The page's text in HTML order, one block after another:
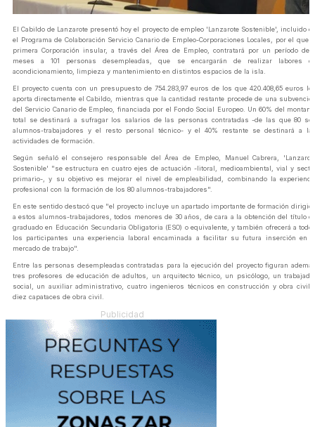
El Cabildo de Lanzarote presentó hoy el proyecto de empleo 'Lanzarote Sostenible', incluido
el Programa de Colaboración Servicio Canario de Empleo-Corporaciones Locales, por el que
primera Corporación insular, a través del Área de Empleo, contratará por un período de
meses a 101 personas desempleadas, que se encargarán de realizar labores
acondicionamiento, limpieza y mantenimiento en distintos espacios de la isla.
El proyecto cuenta con un presupuesto de 754.283,97 euros de los que 420.408,65 euros
aporta directamente el Cabildo, mientras que la cantidad restante procede de una
del Servicio Canario de Empleo, financiada por el Fondo Social Europeo. Un 60% del
total se destinará a sufragar los salarios de las personas contratadas -de las que 80
alumnos-trabajadores y el resto personal técnico- y el 40% restante se destinará a
actividades de formación.
Según señaló el consejero responsable del Área de Empleo, Manuel Cabrera,
Sostenible' "se estructura en cuatro ejes de actuación -litoral, medioambiental, vial y
primario-, y su objetivo es mejorar el nivel de empleabilidad, combinando la
profesional con la formación de los 80 alumnos-trabajadores".
En este sentido destacó que "el proyecto incluye un apartado importante de formación
a estos alumnos-trabajadores, todos menores de 30 años, de cara a la obtención del título
graduado en Educación Secundaria Obligatoria (ESO) o equivalente, y también ofrecerá a
los participantes una experiencia laboral encaminada a facilitar su futura inserción en
mercado de trabajo".
Entre las personas desempleadas contratadas para la ejecución del proyecto figuran
tres profesores de educación de adultos, un arquitecto técnico, un psicólogo, un
social, un auxiliar administrativo, cuatro ingenieros técnicos en construcción y obra civil
diez capataces de obra civil.
Publicidad